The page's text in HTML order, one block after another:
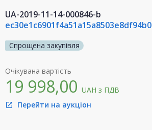
UA-2019-11-14-000846-b
ec30e1c6901f4a51a15a8503e8df94b0
Спрощена закупівля
Очікувана вартість
19 998,00 UAH з ПДВ
open_in_new Перейти на аукціон